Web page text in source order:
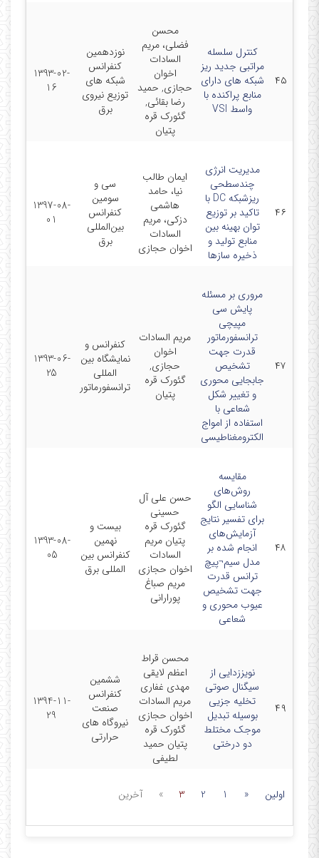
۴۵
کنترل سلسله
مراتبی جدید ریز
شبکه های دارای
منابع پراکنده با
واسط VSI
محسن
فضلی، مریم
السادات
اخوان
حجازی, حمید
رضا بقائی,
گئورک قره
پتیان
نوزدهمین
کنفرانس
شبکه های
توزیع نیروی
برق
1393-02-
16
۴۶
مدیریت انرژی
چندسطحی
ریزشبکه DC با
تاکید بر توزیع
توان بهینه بین
منابع تولید و
ذخیره سازها
ایمان طالب
نیا، حامد
هاشمی
دزکی، مریم
السادات
اخوان حجازی
سی و
سومین
کنفرانس
بین‌المللی
برق
1397-08-
01
۴۷
مروری بر مسئله
پایش سی
مپیچی
ترانسفورماتور
قدرت جهت
تشخیص
جابجایی محوری
و تغییر شکل
شعاعی با
استفاده از امواج
الکترومغناطیسی
مریم السادات
اخوان
حجازی,
گئورک قره
پتیان
کنفرانس و
نمایشگاه بین
المللی
ترانسفورماتور
1393-06-
25
۴۸
مقایسه
روش‌های
شناسایی الگو
برای تفسیر نتایج
آزمایش‌های
انجام شده بر
مدل سیم¬پیچ
ترانس قدرت
جهت تشخیص
عیوب محوری و
شعاعی
حسن علی آل
حسینی
گئورک قره
پتیان مریم
السادات
اخوان حجازی
مریم صباغ
پورارانی
بیست و
نهمین
کنفرانس بین
المللی برق
1393-08-
05
۴۹
نویززدایی از
سیگنال صوتی
تخلیه جزیی
بوسیله تبدیل
موجک مختلط
دو درختی
محسن قراط
اعظم لایقی
مهدی غفاری
مریم السادات
اخوان حجازی
گئورک قره
پتیان حمید
لطیفی
ششمین
کنفرانس
صنعت
نیروگاه های
حرارتی
1394-11-
29
اولین «
1
2
3
» آخرین